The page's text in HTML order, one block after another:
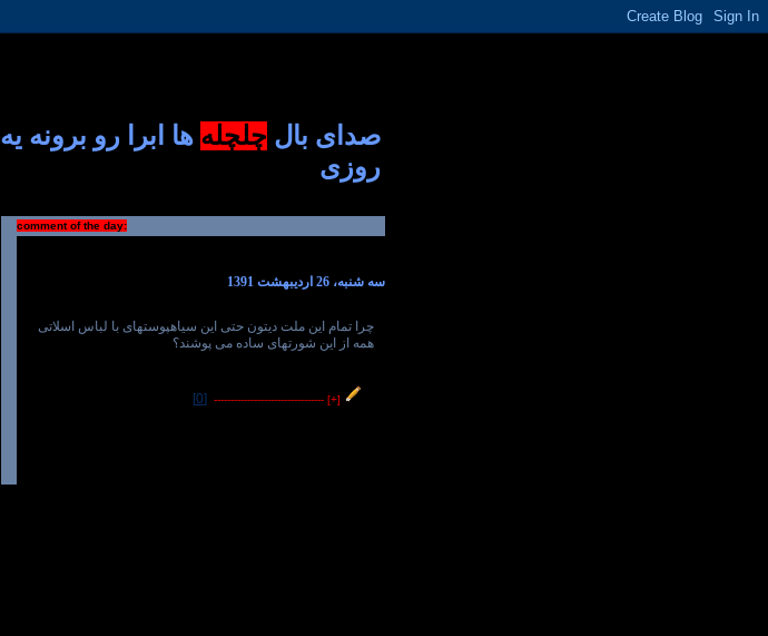
صدای بال چلچله ها ابرا رو برونه یه
روزی
comment of the day:
سه شنبه، 26 اردیبهشت 1391
چرا تمام این ملت دیتون حتی این سیاهپوستهای با لباس اسلاتی
همه از این شورتهای ساده می پوشند؟
[+]
---------------------------------
[0]